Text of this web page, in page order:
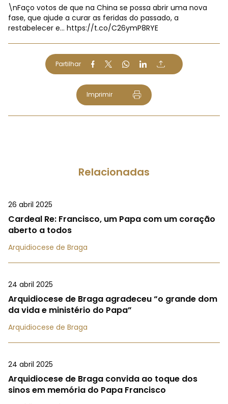
\nFaço votos de que na China se possa abrir uma nova
fase, que ajude a curar as feridas do passado, a
restabelecer e… https://t.co/C26ymP8RYE
Partilhar
Imprimir
Relacionadas
26 abril 2025
Cardeal Re: Francisco, um Papa com um coração
aberto a todos
Arquidiocese de Braga
24 abril 2025
Arquidiocese de Braga agradeceu “o grande dom
da vida e ministério do Papa”
Arquidiocese de Braga
24 abril 2025
Arquidiocese de Braga convida ao toque dos
sinos em memória do Papa Francisco